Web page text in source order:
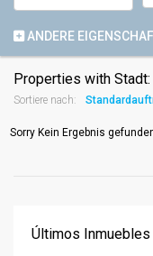
ANDERE
Properties with
Sortiere nach:
Sorry Kein Ergebnis
Últimos Inmuebles